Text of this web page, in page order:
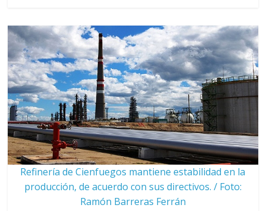
Refinería de Cienfuegos mantiene estabilidad en la
producción, de acuerdo con sus directivos. / Foto:
Ramón Barreras Ferrán